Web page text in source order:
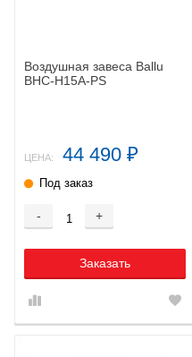
Воздушная завеса Ballu
BHC-H15A-PS
ЦЕНА: 44 490 ₽
Под заказ
- +
Заказать